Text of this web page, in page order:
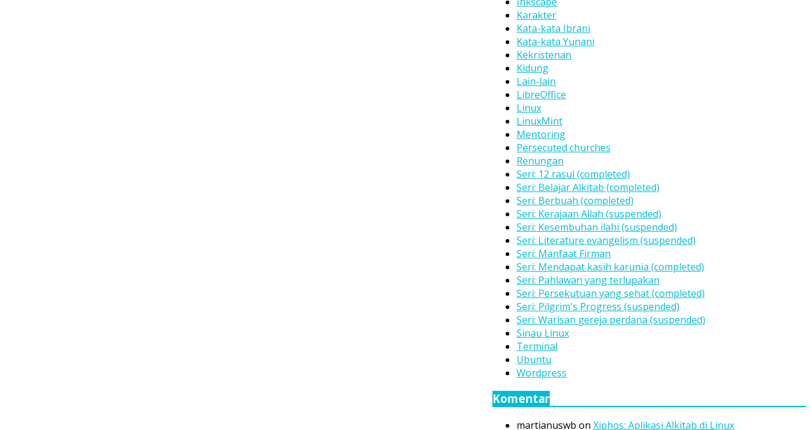
Karakter
Kata-kata Ibrani
Kata-kata Yunani
Kekristenan
Kidung
Lain-lain
LibreOffice
Linux
LinuxMint
Mentoring
Persecuted churches
Renungan
Seri: 12 rasul (completed)
Seri: Belajar Alkitab (completed)
Seri: Berbuah (completed)
Seri: Kerajaan Allah (suspended)
Seri: Kesembuhan ilahi (suspended)
Seri: Literature evangelism (suspended)
Seri: Manfaat Firman
Seri: Mendapat kasih karunia (completed)
Seri: Pahlawan yang terlupakan
Seri: Persekutuan yang sehat (completed)
Seri: Pilgrim's Progress (suspended)
Seri: Warisan gereja perdana (suspended)
Sinau Linux
Terminal
Ubuntu
Wordpress
Komentar
martianuswb on Xiphos: Aplikasi Alkitab di Linux